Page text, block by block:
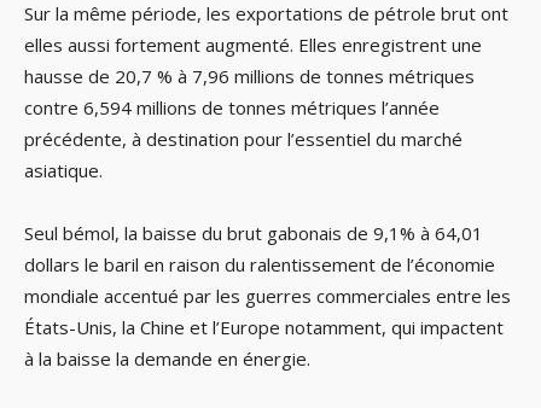
Sur la même période, les exportations de pétrole brut ont
elles aussi fortement augmenté. Elles enregistrent une
hausse de 20,7 % à 7,96 millions de tonnes métriques
contre 6,594 millions de tonnes métriques l’année
précédente, à destination pour l’essentiel du marché
asiatique.
Seul bémol, la baisse du brut gabonais de 9,1% à 64,01
dollars le baril en raison du ralentissement de l’économie
mondiale accentué par les guerres commerciales entre les
États-Unis, la Chine et l’Europe notamment, qui impactent
à la baisse la demande en énergie.